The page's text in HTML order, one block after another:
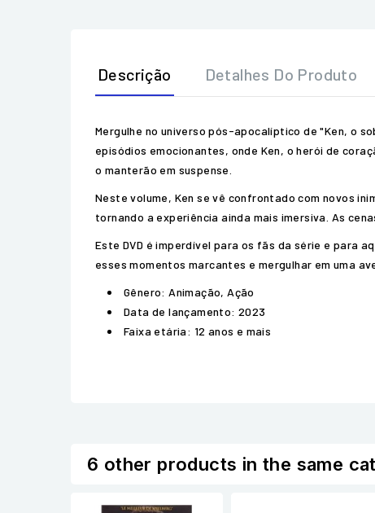
Descrição Detalhes Do Produto
Mergulhe no universo pós-apocalíptico de "Ken, o
episódios emocionantes, onde Ken, o herói de
o manterão em suspense.
Neste volume, Ken se vê confrontado com novos
tornando a experiência ainda mais imersiva. As
Este DVD é imperdível para os fãs da série e para
esses momentos marcantes e mergulhar em uma
Gênero: Animação, Ação
Data de lançamento: 2023
Faixa etária: 12 anos e mais
6 other products in the same